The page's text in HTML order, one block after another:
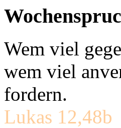
Wem viel
wem viel
fordern.
Lukas 12,48b